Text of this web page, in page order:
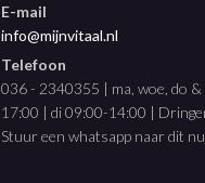
E-mail
info@mijnvitaal.nl
Telefoon
036 - 2340355 | ma, woe, do
17:00 | di 09:00-14:00 |
Stuur een whatsapp naar dit